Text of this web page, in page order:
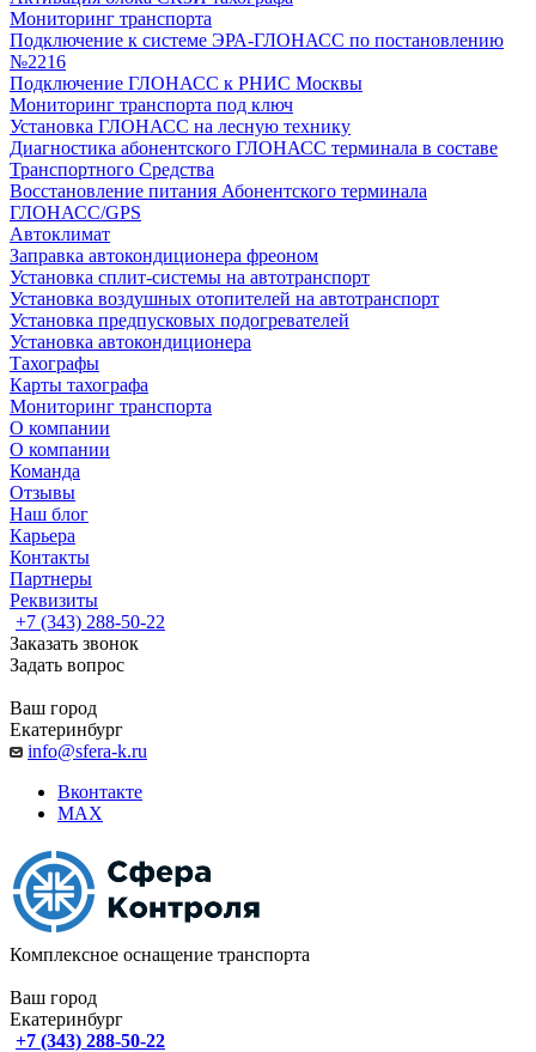
Мониторинг транспорта
Подключение к системе ЭРА-ГЛОНАСС по постановлению
№2216
Подключение ГЛОНАСС к РНИС Москвы
Мониторинг транспорта под ключ
Установка ГЛОНАСС на лесную технику
Диагностика абонентского ГЛОНАСС терминала в составе
Транспортного Средства
Восстановление питания Абонентского терминала
ГЛОНАСС/GPS
Автоклимат
Заправка автокондиционера фреоном
Установка сплит-системы на автотранспорт
Установка воздушных отопителей на автотранспорт
Установка предпусковых подогревателей
Установка автокондиционера
Тахографы
Карты тахографа
Мониторинг транспорта
О компании
О компании
Команда
Отзывы
Наш блог
Карьера
Контакты
Партнеры
Реквизиты
+7 (343) 288-50-22
Заказать звонок
Задать вопрос
Ваш город
Екатеринбург
info@sfera-k.ru
Вконтакте
MAX
Комплексное оснащение транспорта
Ваш город
Екатеринбург
+7 (343) 288-50-22